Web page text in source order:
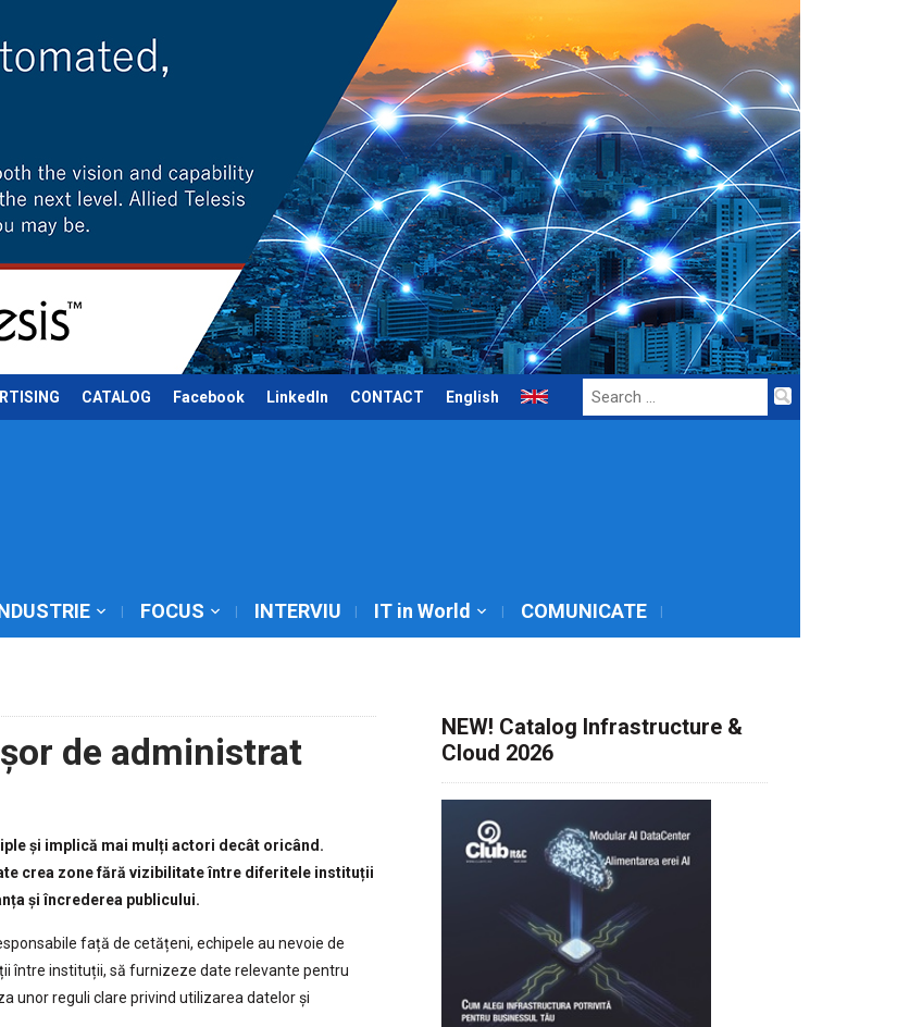
CATALOG Facebook LinkedIn CONTACT English
Search
for:
FOCUS INTERVIU IT in World COMUNICATE
de administrat
și implică mai mulți actori decât oricând.
crea zone fără vizibilitate între diferitele instituții
și încrederea publicului.
față de cetățeni, echipele au nevoie de
între instituții, să furnizeze date relevante pentru
unor reguli clare privind utilizarea datelor și
NEW! Catalog Infrastructure &
Cloud 2026